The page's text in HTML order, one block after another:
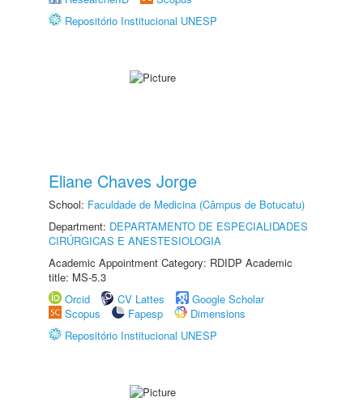
Repositório Institucional UNESP
Eliane Chaves Jorge
School: Faculdade de Medicina (Câmpus de Botucatu)
Department: DEPARTAMENTO DE ESPECIALIDADES
CIRÚRGICAS E ANESTESIOLOGIA
Academic Appointment Category: RDIDP Academic
title: MS-5.3
Orcid
CV Lattes
Google Scholar
Scopus
Fapesp
Dimensions
Repositório Institucional UNESP